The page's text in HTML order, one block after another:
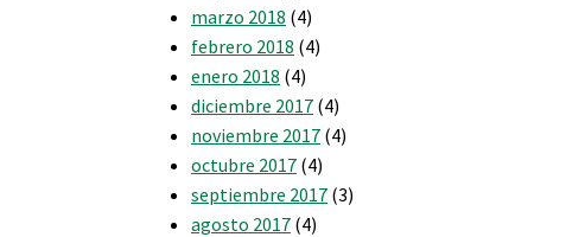
marzo 2018 (4)
febrero 2018 (4)
enero 2018 (4)
diciembre 2017 (4)
noviembre 2017 (4)
octubre 2017 (4)
septiembre 2017 (3)
agosto 2017 (4)